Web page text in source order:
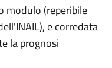
modulo (reperibile
e corredata
la prognosi